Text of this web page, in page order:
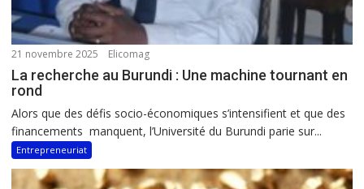
21 novembre 2025 Elicomag
La recherche au Burundi : Une machine tournant en
rond
Alors que des défis socio-économiques s’intensifient et que des
financements manquent, l’Université du Burundi parie sur...
Entrepreneuriat